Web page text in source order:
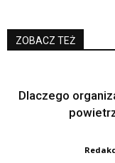
ZOBACZ TEŻ
Dlaczego